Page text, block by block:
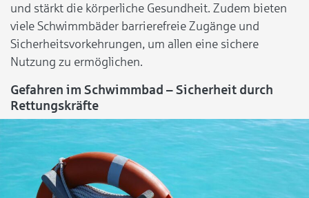
und stärkt die körperliche Gesundheit. Zudem bieten
viele Schwimmbäder barrierefreie Zugänge und
Sicherheitsvorkehrungen, um allen eine sichere
Nutzung zu ermöglichen.
Gefahren im Schwimmbad – Sicherheit durch
Rettungskräfte